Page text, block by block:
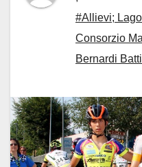
#Allievi;
Consorzio
Bernardi